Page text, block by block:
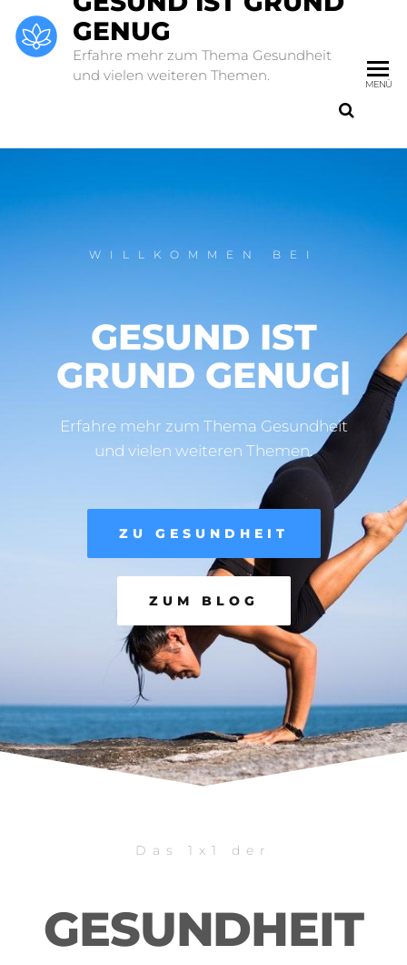
GENUG
Erfahre mehr zum Thema Gesundheit
und vielen weiteren Themen.
MENÜ
WILLKOMMEN BEI
GESUND IST
GRUND GENUG|
Erfahre mehr zum Thema Gesundheit
und vielen weiteren Themen.
ZU GESUNDHEIT
ZUM BLOG
Das 1x1 der
GESUNDHEIT